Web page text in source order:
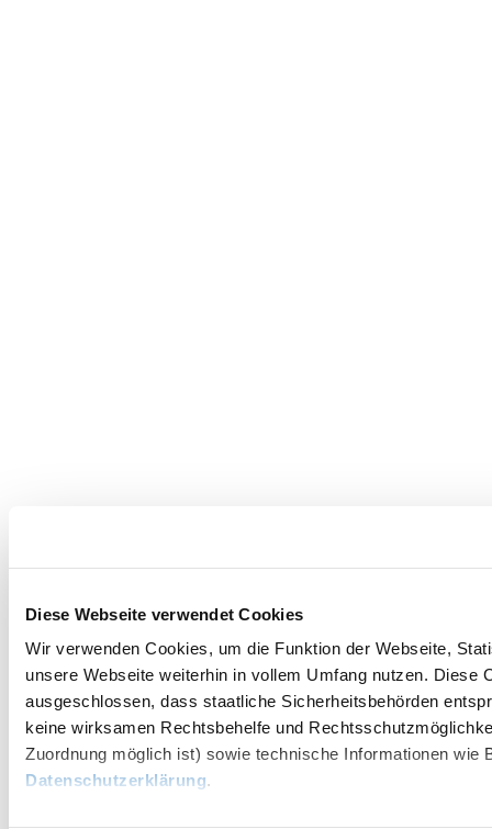
Diese Webseite verwendet Cookies
Wir verwenden Cookies, um die Funktion der Webseite,
unsere Webseite weiterhin in vollem Umfang nutzen.
ausgeschlossen, dass staatliche Sicherheitsbehörden
keine wirksamen Rechtsbehelfe und
Zuordnung möglich ist) sowie technische Informationen
Datenschutzerklärung.